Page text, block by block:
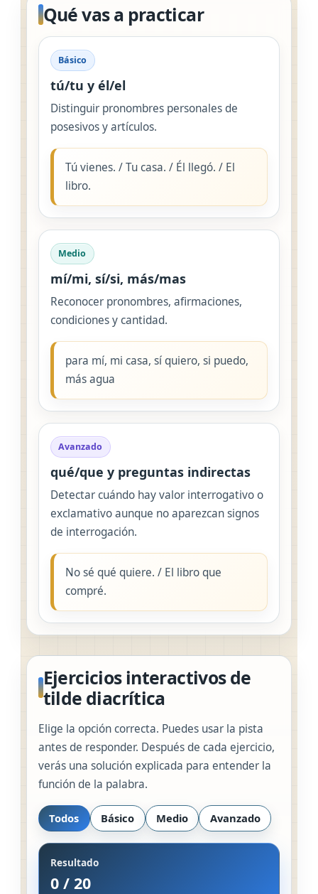
Qué vas a practicar
Básico
tú/tu y él/el
Distinguir pronombres personales de
posesivos y artículos.
Tú vienes. / Tu casa. / Él llegó. / El
libro.
Medio
mí/mi, sí/si, más/mas
Reconocer pronombres, afirmaciones,
condiciones y cantidad.
para mí, mi casa, sí quiero, si puedo,
más agua
Avanzado
qué/que y preguntas indirectas
Detectar cuándo hay valor interrogativo o
exclamativo aunque no aparezcan signos
de interrogación.
No sé qué quiere. / El libro que
compré.
Ejercicios interactivos de
tilde diacrítica
Elige la opción correcta. Puedes usar la pista
antes de responder. Después de cada ejercicio,
verás una solución explicada para entender la
función de la palabra.
Todos Básico Medio Avanzado
Resultado
0 / 20